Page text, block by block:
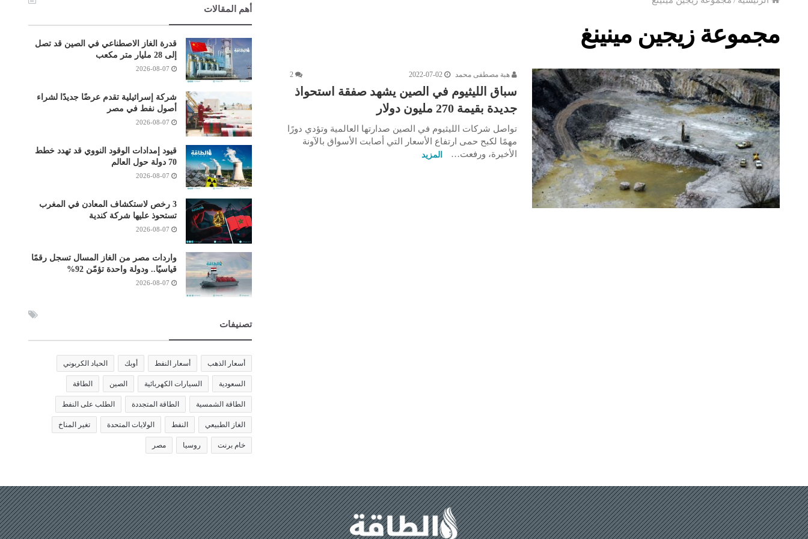
مجموعة زيجين مينينغ
هبة مصطفى محمد 2022-07-02
2
سباق الليثيوم في الصين يشهد صفقة استحواذ
جديدة بقيمة 270 مليون دولار
تواصل شركات الليثيوم في الصين صدارتها العالمية وتؤدي دورًا
مهمًا لكبح حمى ارتفاع الأسعار التي أصابت الأسواق بالآونة
الأخيرة، ورفعت…
المزيد
أهم المقالات
قدرة الغاز الاصطناعي في الصين قد تصل
إلى 28 مليار متر مكعب
2026-08-07
شركة إسرائيلية تقدم عرضًا جديدًا لشراء
أصول نفط في مصر
2026-08-07
قيود إمدادات الوقود النووي قد تهدد خطط
70 دولة حول العالم
2026-08-07
3 رخص لاستكشاف المعادن في المغرب
تستحوذ عليها شركة كندية
2026-08-07
واردات مصر من الغاز المسال تسجل رقمًا
قياسيًا.. ودولة واحدة تؤمّن 92%
2026-08-07
تصنيفات
أسعار الذهب أسعار النفط أوبك الحياد الكربوني
السعودية السيارات الكهربائية الصين الطاقة
الطاقة الشمسية الطاقة المتجددة الطلب على النفط
الغاز الطبيعي النفط الولايات المتحدة تغير المناخ
خام برنت روسيا مصر